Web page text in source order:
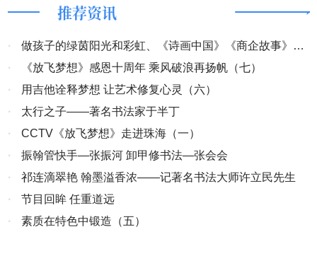
推荐资讯
·
做孩子的绿茵阳光和彩虹、《诗画中国》《商企故事》开
机
·
《放飞梦想》感恩十周年 乘风破浪再扬帆（七）
·
用吉他诠释梦想 让艺术修复心灵（六）
·
太行之子——著名书法家于半丁
·
CCTV《放飞梦想》走进珠海（一）
·
振翰管快手—张振河 卸甲修书法—张会会
·
祁连滴翠艳 翰墨溢香浓——记著名书法大师许立民先生
·
节目回眸 任重道远
·
素质在特色中锻造（五）